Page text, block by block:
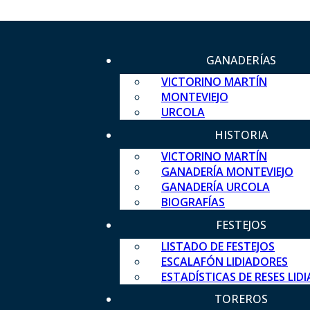
GANADERÍAS
VICTORINO MARTÍN
MONTEVIEJO
URCOLA
HISTORIA
VICTORINO MARTÍN
GANADERÍA MONTEVIEJO
GANADERÍA URCOLA
BIOGRAFÍAS
FESTEJOS
LISTADO DE FESTEJOS
ESCALAFÓN LIDIADORES
ESTADÍSTICAS DE RESES
TOREROS